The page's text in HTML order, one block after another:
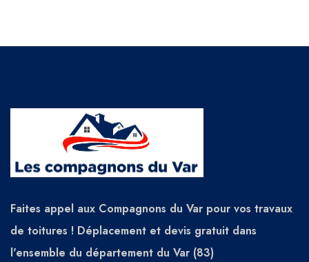
Faites appel aux Compagnons du Var pour vos travaux
de toitures ! Déplacement et devis gratuit dans
l'ensemble du département du Var (83)